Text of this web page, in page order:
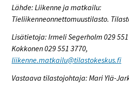
Lähde: Liikenne ja matkailu:
Tieliikenneonnettomuustilasto.
Lisätietoja: Irmeli Segerholm 029
Kokkonen 029 551 3770,
liikenne.matkailu@tilastokeskus.fi
Vastaava tilastojohtaja: Mari Ylä-